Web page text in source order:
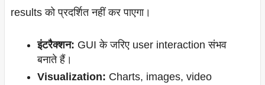
results को प्रदर्शित नहीं कर पाएगा।
इंटरैक्शन: GUI के जरिए user interaction संभव
बनाते हैं।
Visualization: Charts, images, video